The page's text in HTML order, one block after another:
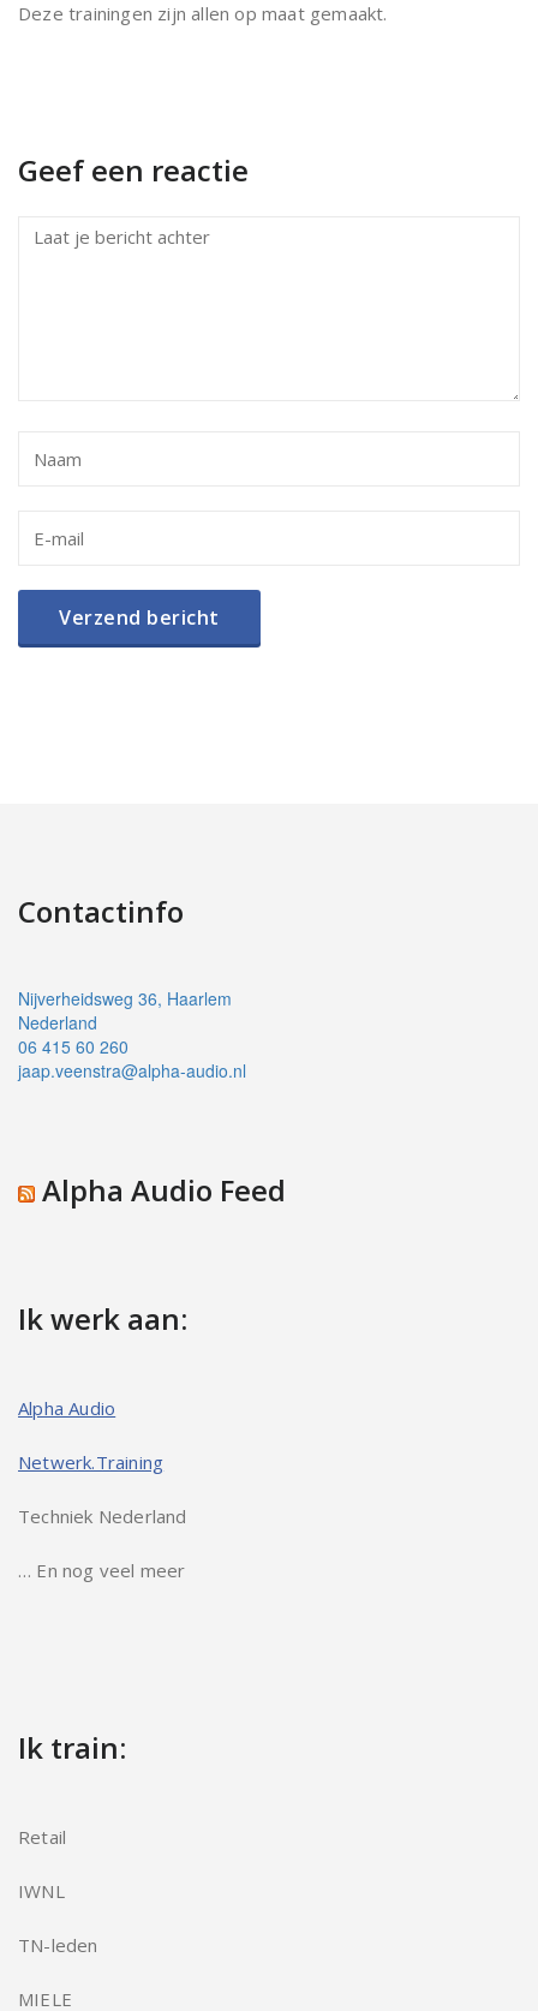
Deze trainingen zijn allen op maat gemaakt.
Geef een reactie
Contactinfo
Nijverheidsweg 36, Haarlem
Nederland
06 415 60 260
jaap.veenstra@alpha-audio.nl
Alpha Audio Feed
Ik werk aan:
Alpha Audio
Netwerk.Training
Techniek Nederland
… En nog veel meer
Ik train:
Retail
IWNL
TN-leden
MIELE